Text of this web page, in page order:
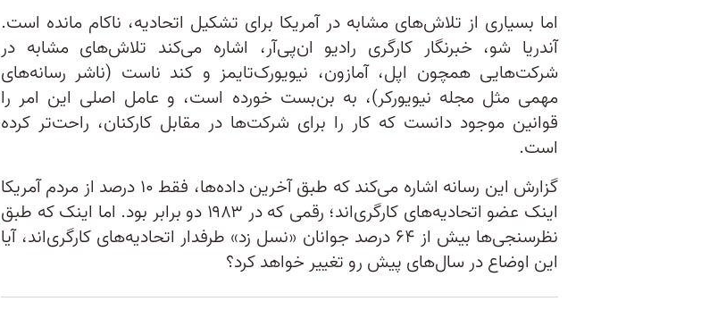
اما بسیاری از تلاش‌های مشابه در آمریکا برای تشکیل اتحادیه، ناکام مانده‌ است.
آندریا شو، خبرنگار کارگری رادیو ان‌پی‌آر، اشاره می‌کند تلاش‌های مشابه در
شرکت‌هایی همچون اپل، آمازون، نیویورک‌تایمز و کند ناست (ناشر رسانه‌های
مهمی مثل مجله نیویورکر)، به بن‌بست خورده است، و عامل اصلی این امر را
قوانین موجود دانست که کار را برای شرکت‌ها در مقابل کارکنان، راحت‌تر کرده
است.
گزارش این رسانه اشاره می‌کند که طبق آخرین داده‌ها، فقط ۱۰ درصد از مردم آمریکا
اینک عضو اتحادیه‌های کارگری‌اند؛ رقمی که در ۱۹۸۳ دو برابر بود. اما اینک که طبق
نظرسنجی‌ها بیش از ۶۴ درصد جوانان «نسل زد» طرفدار اتحادیه‌های کارگری‌اند، آیا
این اوضاع در سال‌های پیش رو تغییر خواهد کرد؟